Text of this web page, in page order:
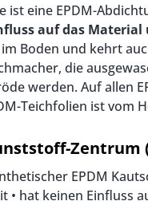
ist eine EPDM-
auf das
Boden und kehrt
die
werden. Auf allen
Teichfolien ist vom
Zentrum
EPDM
• hat keinen Einfluss